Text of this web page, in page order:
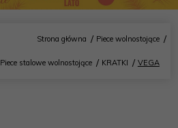
Strona główna Piece wolnostojące
Piece stalowe wolnostojące KRATKI VEGA